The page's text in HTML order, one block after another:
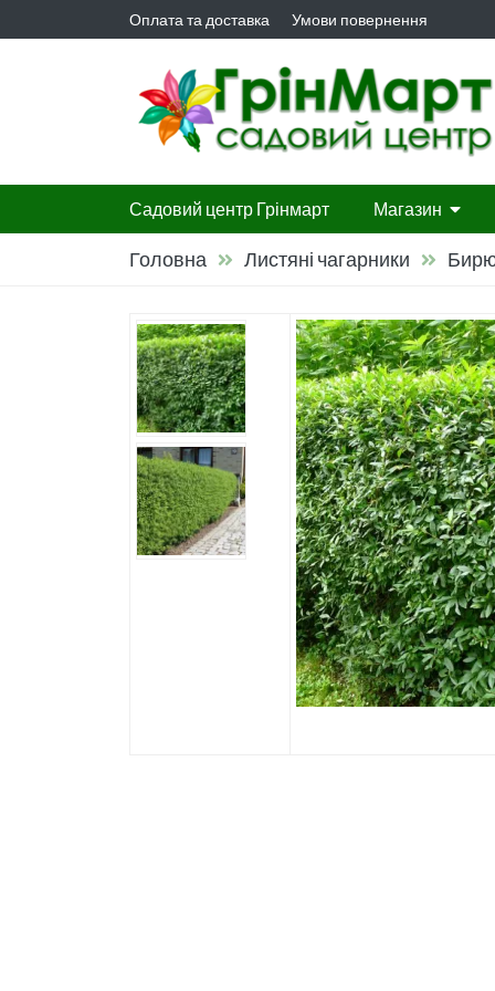
Оплата та доставка Умови повернення
Садовий центр Грінмарт Магазин
Гортензії
Листяні
Головна Листяні чагарники